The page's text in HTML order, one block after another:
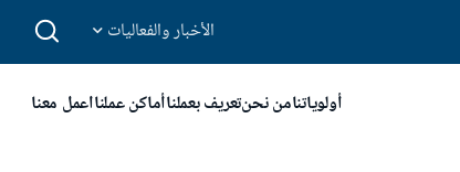
الأخبار والفعاليات
أولوياتنامن نحنتعريف بعملناأماكن عملنااعمل معنا